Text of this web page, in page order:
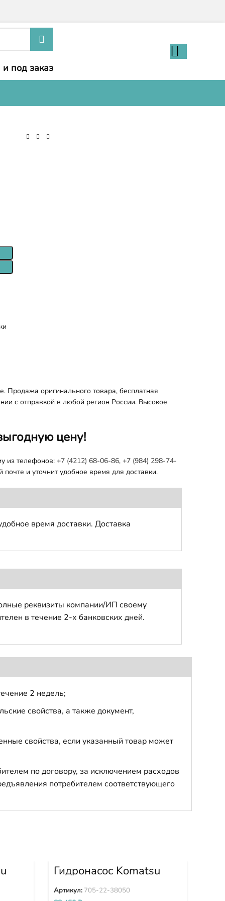
под заказ
Продажа оригинального товара, бесплатная
с отправкой в любой регион России. Высокое
цену!
из телефонов: +7 (4212) 68-06-86, +7 (984) 298-74-
и уточнит удобное время для доставки.
время доставки. Доставка
реквизиты компании/ИП своему
в течение 2-х банковских дней.
2 недель;
свойства, а также документ,
свойства, если указанный товар может
по договору, за исключением расходов
потребителем соответствующего
Гидронасос Komatsu
D85EX D85MS D85PX
HD325 HD405 705-22-
38050
Артикул: 705-22-38050